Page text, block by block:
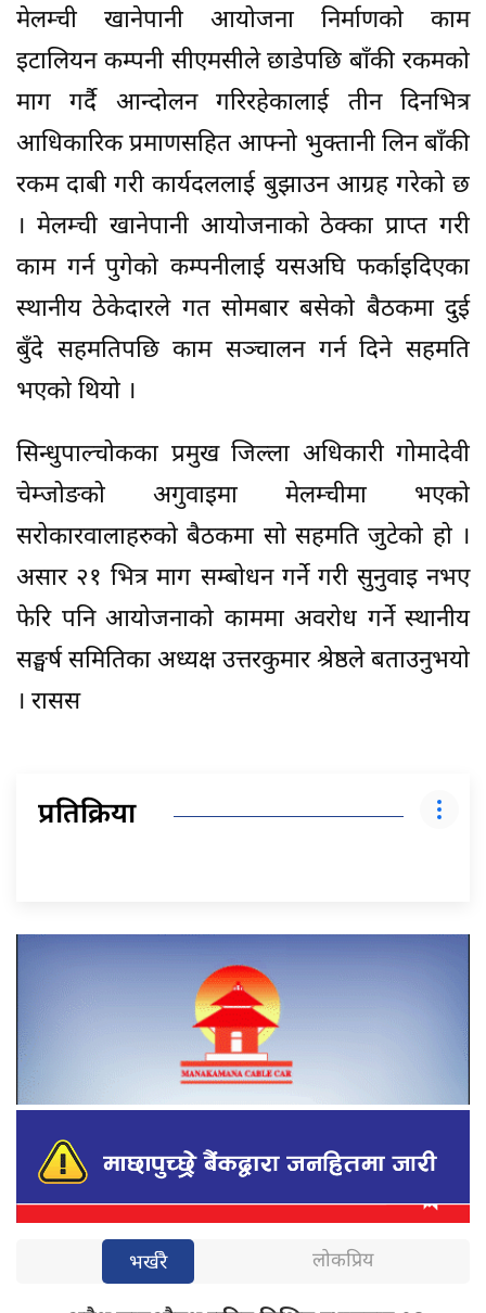
मेलम्ची खानेपानी आयोजना निर्माणको काम
इटालियन कम्पनी सीएमसीले छाडेपछि बाँकी रकमको
माग गर्दै आन्दोलन गरिरहेकालाई तीन दिनभित्र
आधिकारिक प्रमाणसहित आफ्नो भुक्तानी लिन बाँकी
रकम दाबी गरी कार्यदललाई बुझाउन आग्रह गरेको छ
। मेलम्ची खानेपानी आयोजनाको ठेक्का प्राप्त गरी
काम गर्न पुगेको कम्पनीलाई यसअघि फर्काइदिएका
स्थानीय ठेकेदारले गत सोमबार बसेको बैठकमा दुई
बुँदे सहमतिपछि काम सञ्चालन गर्न दिने सहमति
भएको थियो ।
सिन्धुपाल्चोकका प्रमुख जिल्ला अधिकारी गोमादेवी
चेम्जोङको अगुवाइमा मेलम्चीमा भएको
सरोकारवालाहरुको बैठकमा सो सहमति जुटेको हो ।
असार २१ भित्र माग सम्बोधन गर्ने गरी सुनुवाइ नभए
फेरि पनि आयोजनाको काममा अवरोध गर्ने स्थानीय
सङ्घर्ष समितिका अध्यक्ष उत्तरकुमार श्रेष्ठले बताउनुभयो
। रासस
प्रतिक्रिया
भर्खरै लोकप्रिय